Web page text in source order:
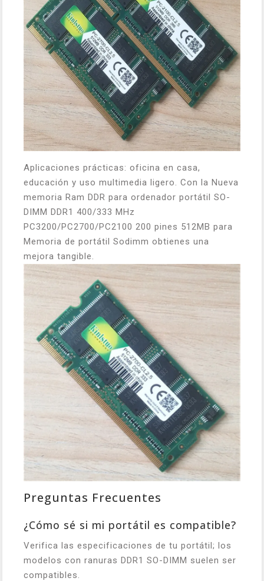
Aplicaciones prácticas: oficina en casa,
educación y uso multimedia ligero. Con la Nueva
memoria Ram DDR para ordenador portátil SO-
DIMM DDR1 400/333 MHz
PC3200/PC2700/PC2100 200 pines 512MB para
Memoria de portátil Sodimm obtienes una
mejora tangible.
Preguntas Frecuentes
¿Cómo sé si mi portátil es compatible?
Verifica las especificaciones de tu portátil; los
modelos con ranuras DDR1 SO-DIMM suelen ser
compatibles.